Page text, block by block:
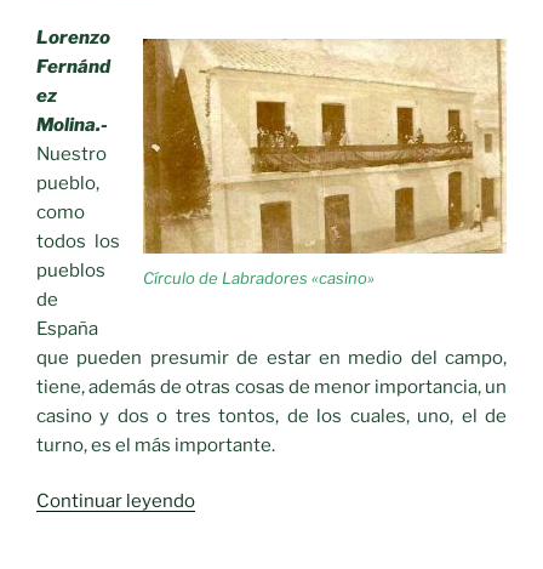
Círculo de Labradores «casino»
Lorenzo
Fernánd
ez
Molina.-
Nuestro
pueblo,
como
todos los
pueblos
de
España
que pueden presumir de estar en medio del campo,
tiene, además de otras cosas de menor importancia, un
casino y dos o tres tontos, de los cuales, uno, el de
turno, es el más importante.
Continuar leyendo«Recuerdos